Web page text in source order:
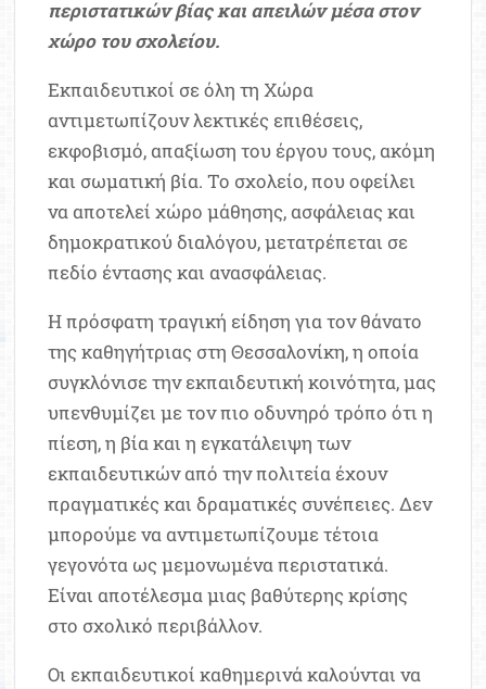
περιστατικών βίας και απειλών μέσα στον
χώρο του σχολείου.
Εκπαιδευτικοί σε όλη τη Χώρα
αντιμετωπίζουν λεκτικές επιθέσεις,
εκφοβισμό, απαξίωση του έργου τους, ακόμη
και σωματική βία. Το σχολείο, που οφείλει
να αποτελεί χώρο μάθησης, ασφάλειας και
δημοκρατικού διαλόγου, μετατρέπεται σε
πεδίο έντασης και ανασφάλειας.
Η πρόσφατη τραγική είδηση για τον θάνατο
της καθηγήτριας στη Θεσσαλονίκη, η οποία
συγκλόνισε την εκπαιδευτική κοινότητα, μας
υπενθυμίζει με τον πιο οδυνηρό τρόπο ότι η
πίεση, η βία και η εγκατάλειψη των
εκπαιδευτικών από την πολιτεία έχουν
πραγματικές και δραματικές συνέπειες. Δεν
μπορούμε να αντιμετωπίζουμε τέτοια
γεγονότα ως μεμονωμένα περιστατικά.
Είναι αποτέλεσμα μιας βαθύτερης κρίσης
στο σχολικό περιβάλλον.
Οι εκπαιδευτικοί καθημερινά καλούνται να